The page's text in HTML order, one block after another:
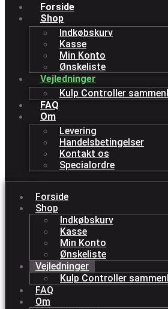
Forside
Shop
Indkøbskurv
Kasse
Min Konto
Ønskeliste
Vejledninger
Kulp Controller
FAQ
Om
Levering
Handelsbetingelser
Kontakt os
Specialordre
Forside
Shop
Indkøbskurv
Kasse
Min Konto
Ønskeliste
Vejledninger
Kulp Controller
FAQ
Om